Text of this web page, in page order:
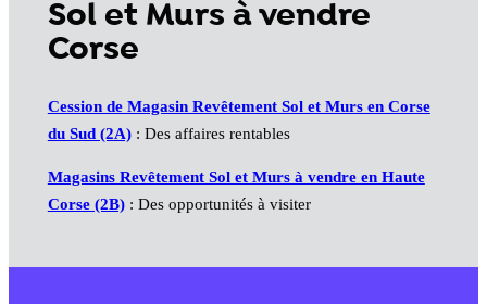
Sol et Murs à vendre
Corse
Cession de Magasin Revêtement Sol et Murs en Corse
du Sud (2A): Des affaires rentables
Magasins Revêtement Sol et Murs à vendre en Haute
Corse (2B): Des opportunités à visiter